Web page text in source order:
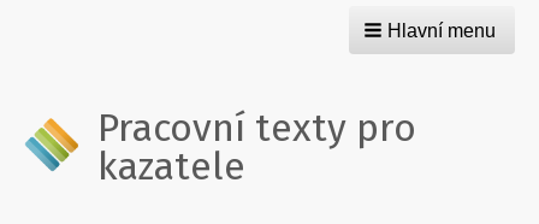
Hlavní menu
Pracovní texty pro
kazatele